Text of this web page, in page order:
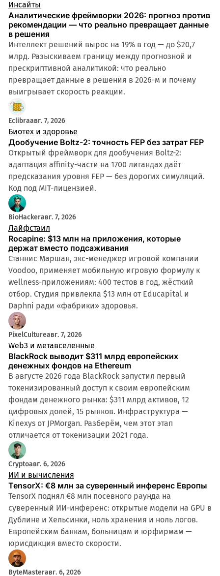
Инсайты
Аналитические фреймворки 2026: прогноз против
рекомендации — что реально превращает данные
в решения
Интеллект решений вырос на 19% в год — до $20,7
млрд. Разыскиваем границу между прогнозной и
прескриптивной аналитикой: что реально
превращает данные в решения в 2026-м и почему
выигрывает скорость реакции.
Eclibraавг. 7, 2026
Биотех и здоровье
Дообучение Boltz-2: точность FEP без затрат FEP
Открытый фреймворк для дообучения Boltz-2:
адаптация affinity-части на 1700 лигандах даёт
предсказания уровня FEP — без дорогих симуляций.
Код под MIT-лицензией.
BioHackerавг. 7, 2026
Лайфстаил
Rocapine: $13 млн на приложения, которые
держат вместо подсаживания
Станнис Маршан, экс-менеджер игровой компании
Voodoo, применяет мобильную игровую формулу к
wellness-приложениям: 400 тестов в год, жёсткий
отбор. Студия привлекла $13 млн от Educapital и
Daphni ради «фабрики» здоровья.
PixelCultureавг. 7, 2026
Web3 и метавселенные
BlackRock выводит $311 млрд европейских
денежных фондов на Ethereum
В августе 2026 года BlackRock запустил первый
токенизированный доступ к своим европейским
фондам денежного рынка: $311 млрд активов, 12
цифровых долей, 15 рынков. Инфраструктура —
Kinexys от JPMorgan. Разберём, чем этот этап
отличается от токенизации 2021 года.
Cryptoавг. 6, 2026
ИИ и вычисления
TensorX: €8 млн за суверенный инференс Европы
TensorX поднял €8 млн посевного раунда на
суверенный ИИ-инференс: открытые модели на GPU в
Дублине и Хельсинки, ноль хранения и ноль логов.
Европейским банкам, больницам и юрфирмам —
юрисдикция вместо скорости.
ByteMasterавг. 6, 2026